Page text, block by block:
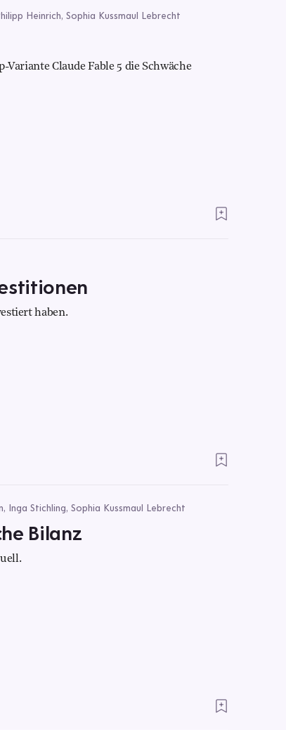
Heinrich, Sophia Kussmaul Lebrecht
Claude Fable 5 die Schwäche
haben.
Inga Stichling, Sophia Kussmaul Lebrecht
Bilanz